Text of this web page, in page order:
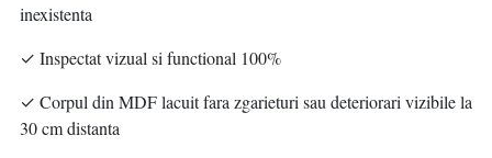
inexistenta
✓ Inspectat vizual si functional 100%
✓ Corpul din MDF lacuit fara zgarieturi sau deteriorari vizibile la
30 cm distanta